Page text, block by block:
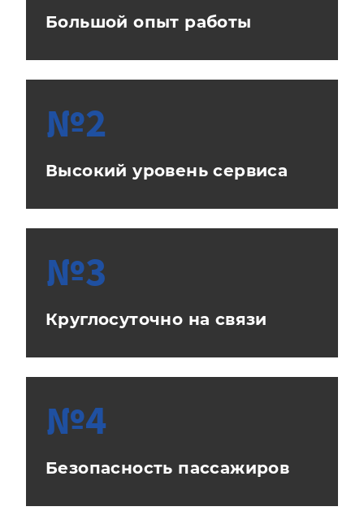
Большой опыт работы
№2
Высокий уровень сервиса
№3
Круглосуточно на связи
№4
Безопасность пассажиров